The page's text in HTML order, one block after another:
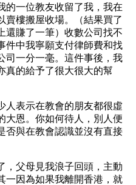
的一位教友收留了我，我在
賣樓搬屋收場。（結果買了
還賺了一筆）收數公司找不
件中我寧願支付律師費和找
司一分一毫。這件事後，我
真的給予了很大很大的幫
人表示在教會的朋友都很虛
大恩。你如何待人，別人便
否與在教會認識並沒有直接
，父母見我浪子回頭，主動
一因為如果我離開香港，就